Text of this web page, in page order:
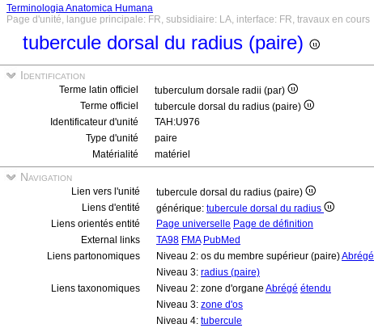
Terminologia Anatomica Humana
Page d'unité, langue principale: FR, subsidiaire: LA, interface: FR, travaux en cours
tubercule dorsal du radius (paire)
Identification
Terme latin officiel
tuberculum dorsale radii (par)
Terme officiel
tubercule dorsal du radius (paire)
Identificateur d'unité
TAH:U976
Type d'unité
paire
Matérialité
matériel
Navigation
Lien vers l'unité
tubercule dorsal du radius (paire)
Liens d'entité
générique: tubercule dorsal du radius
Liens orientés entité
Page universelle Page de définition
External links
TA98 FMA PubMed
Liens partonomiques
Niveau 2: os du membre supérieur (paire)Abrégé
Niveau 3: radius (paire)
Liens taxonomiques
Niveau 2: zone d'organe Abrégé étendu
Niveau 3: zone d'os
Niveau 4: tubercule